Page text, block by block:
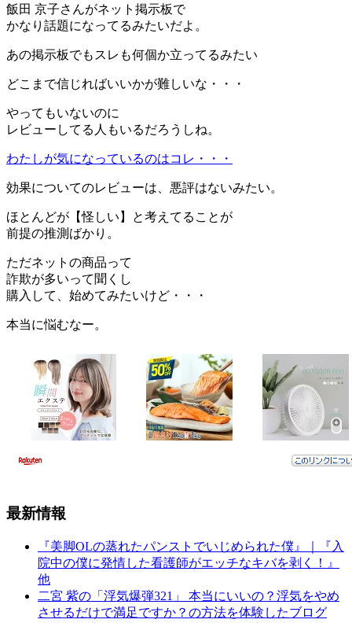
飯田 京子さんがネット掲示板で
かなり話題になってるみたいだよ。
あの掲示板でもスレも何個か立ってるみたい
どこまで信じればいいかが難しいな・・・
やってもいないのに
レビューしてる人もいるだろうしね。
わたしが気になっているのはコレ・・・
効果についてのレビューは、悪評はないみたい。
ほとんどが【怪しい】と考えてることが
前提の推測ばかり。
ただネットの商品って
詐欺が多いって聞くし
購入して、始めてみたいけど・・・
本当に悩むなー。
最新情報
『美脚OLの蒸れたパンストでいじめられた僕』｜『入
院中の僕に発情した看護師がエッチなキバを剥く！』
他
二宮 紫の「浮気爆弾321」 本当にいいの？浮気をやめ
させるだけで満足ですか？の方法を体験したブログ